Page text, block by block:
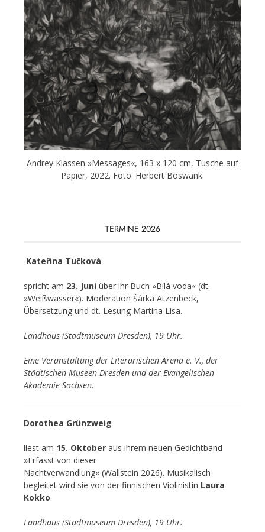
Andrey Klassen »Messages«, 163 x 120 cm, Tusche auf
Papier, 2022. Foto: Herbert Boswank.
TERMINE 2026
Kateřina Tučková
spricht am 23. Juni über ihr Buch »Bílá voda« (dt.
»Weißwasser«). Moderation Šárka Atzenbeck,
Übersetzung und dt. Lesung Martina Lisa.
Landhaus (Stadtmuseum Dresden), 19 Uhr.
Eine Veranstaltung der Literarischen Arena e. V., der
Städtischen Museen Dresden und der Evangelischen
Akademie Sachsen.
Dorothea Grünzweig
liest am 15. Oktober aus ihrem neuen Gedichtband
»Erfasst von dieser
Nachtverwandlung« (Wallstein 2026). Musikalisch
begleitet wird sie von der finnischen Violinistin Laura
Kokko.
Landhaus (Stadtmuseum Dresden), 19 Uhr.